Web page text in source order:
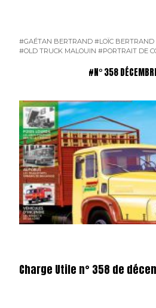
#GAÉTAN BERTRAND #LOÏC BERTRAND
#OLD TRUCK MALOUIN #PORTRAIT DE
#N° 358
Charge Utile n° 358 de